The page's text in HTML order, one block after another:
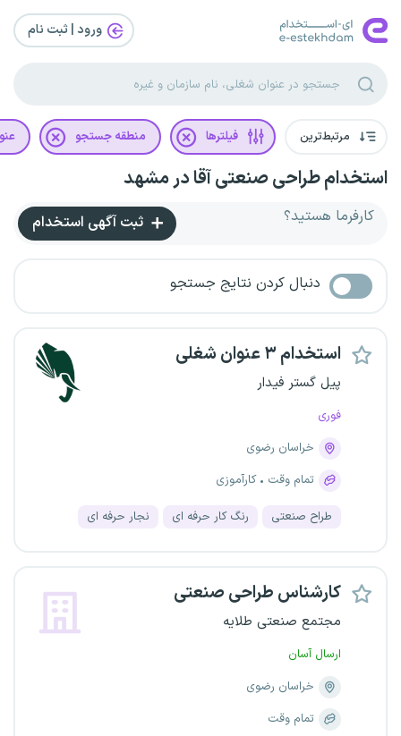
ورود | ثبت‌ نام
مرتبط‌ترین فیلترها منطقه جستجو
استخدام طراحی صنعتی آقا در مشهد
کارفرما هستید؟ ثبت آگهی استخدام
دنبال کردن نتایج جستجو
استخدام ۳ عنوان شغلی
پیل گستر فیدار
فوری
خراسان رضوی
تمام وقت
کارآموزی
طراح صنعتی رنگ کار حرفه ای نجار حرفه ای
کارشناس طراحی صنعتی
مجتمع صنعتی طلایه
ارسال آسان
خراسان رضوی
تمام وقت